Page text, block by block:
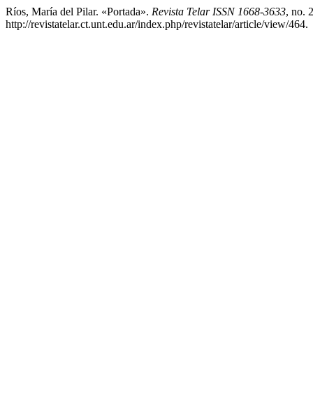
Ríos, María del Pilar. «Portada». Revista Telar ISSN 1668-3633, no.
http://revistatelar.ct.unt.edu.ar/index.php/revistatelar/article/view/464.